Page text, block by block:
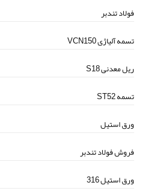
فولاد تندبر
تسمه آلیاژی VCN150
ریل معدنی S18
تسمه ST52
ورق استیل
فروش فولاد تندبر
ورق استیل 316